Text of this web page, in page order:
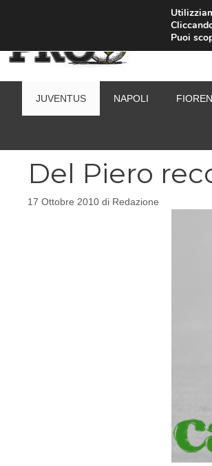
JUVENTUS NAPOLI
Del Piero
17 Ottobre 2010 di Redazione
Puoi